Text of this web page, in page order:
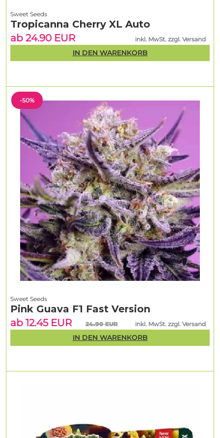
-50%
Sweet Seeds
Pink Guava F1 Fast Version
ab 12.45 EUR
24.90 EUR inkl. MwSt. zzgl. Versand
IN DEN WARENKORB
Sweet Seeds
Tropicanna Cherry XL Auto
ab 24.90 EUR
inkl. MwSt. zzgl. Versand
IN DEN WARENKORB